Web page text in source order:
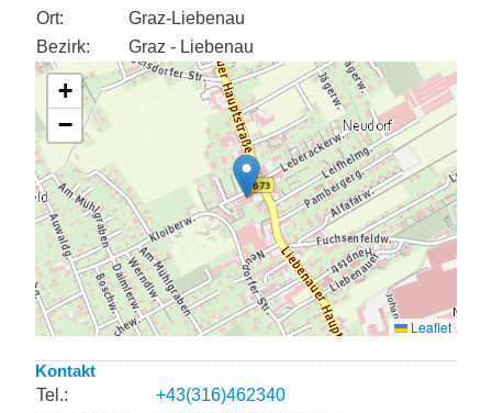
Ort:
Graz-Liebenau
Bezirk:
Graz - Liebenau
Kontakt
Tel.:
+43(316)462340